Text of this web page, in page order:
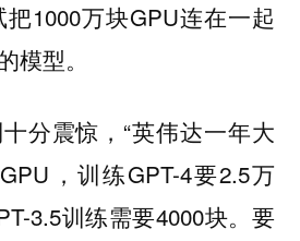
1000万块GPU连在一起
模型。
分震惊，“英伟达一年大
，训练GPT-4要2.5万
3.5训练需要4000块。要